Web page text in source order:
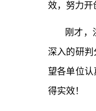
效，努力开
刚才，
深入的研
望各单位
得实效！